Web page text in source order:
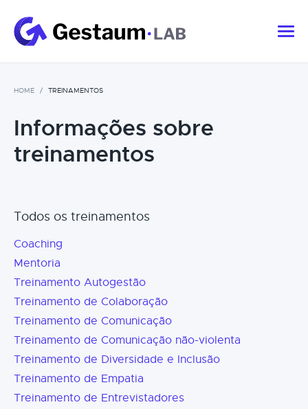
HOME TREINAMENTOS
Informações sobre
treinamentos
Todos os treinamentos
Coaching
Mentoria
Treinamento Autogestão
Treinamento de Colaboração
Treinamento de Comunicação
Treinamento de Comunicação não-violenta
Treinamento de Diversidade e Inclusão
Treinamento de Empatia
Treinamento de Entrevistadores